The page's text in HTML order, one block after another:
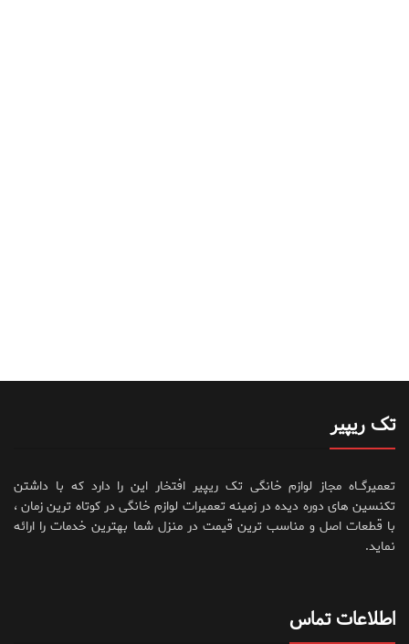
تک ریپیر
تعمیرگــاه مجاز لوازم خانگی تک ریپیر افتخار این را دارد که با داشتن
تکنسین های دوره دیده در زمینه تعمیرات لوازم خانگی در کوتاه ترین زمان ،
با قطعات اصل و مناسب ترین قیمت در منزل شما بهترین خدمات را ارائه
نماید.
اطلاعات تماس